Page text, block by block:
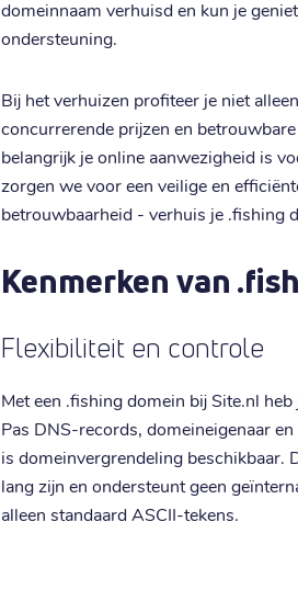
domeinnaam verhuisd en kun je
ondersteuning.
Bij het verhuizen profiteer je niet
concurrerende prijzen en
belangrijk je online aanwezigheid is
zorgen we voor een veilige en
betrouwbaarheid - verhuis je .fishing
Kenmerken van
Flexibiliteit en controle
Met een .fishing domein bij Site.nl
Pas DNS-records, domeineigenaar
is domeinvergrendeling beschikbaar.
lang zijn en ondersteunt geen
alleen standaard ASCII-tekens.